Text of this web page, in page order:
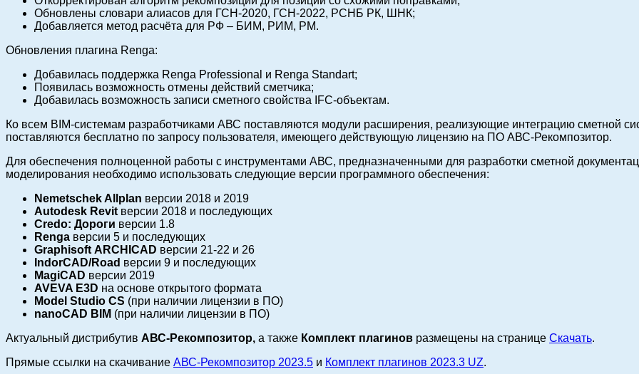
Обновлены словари алиасов для ГСН-2020, ГСН-2022, РСНБ РК, ШНК;
Добавляется метод расчёта для РФ – БИМ, РИМ, РМ.
Обновления плагина Renga:
Добавилась поддержка Renga Professional и Renga Standart;
Появилась возможность отмены действий сметчика;
Добавилась возможность записи сметного свойства IFC-объектам.
Ко всем BIM-системам разработчиками АВС поставляются модули расширения, реализующие интеграцию сметной
поставляются бесплатно по запросу пользователя, имеющего действующую лицензию на ПО АВС-Рекомпозитор.
Для обеспечения полноценной работы с инструментами АВС, предназначенными для разработки сметной
моделирования необходимо использовать следующие версии программного обеспечения:
Nemetschek Allplan версии 2018 и 2019
Autodesk Revit версии 2018 и последующих
Credo: Дороги версии 1.8
Renga версии 5 и последующих
Graphisoft ARCHICAD версии 21-22 и 26
IndorCAD/Road версии 9 и последующих
MagiCAD версии 2019
AVEVA E3D на основе открытого формата
Model Studio CS (при наличии лицензии в ПО)
nanoCAD BIM (при наличии лицензии в ПО)
Актуальный дистрибутив АВС-Рекомпозитор, а также Комплект плагинов размещены на странице Скачать.
Прямые ссылки на скачивание АВС-Рекомпозитор 2023.5 и Комплект плагинов 2023.3 UZ.